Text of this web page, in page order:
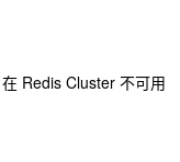
Redis Cluster 不可用